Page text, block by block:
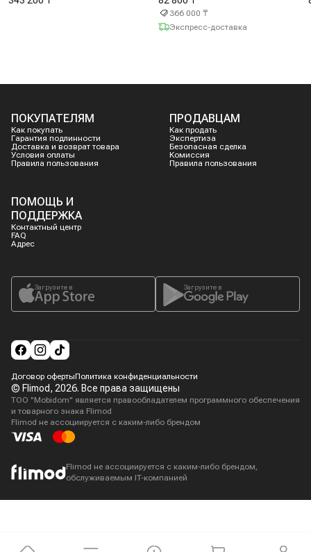
366 000 ₸
Экспресс-доставка
ПОКУПАТЕЛЯМ
Как покупать
Гарантия подлинности
Доставка и возврат товара
Условия оплаты
Правила пользования
ПРОДАВЦАМ
Как продать
Экспертиза
Безопасная сделка
Комиссия
Правила пользования
ПОМОЩЬ И
ПОДДЕРЖКА
Контактный центр
FAQ
Адрес
Загрузите в Загрузите в
Договор офертыПолитика конфиденциальности
© Flimod, 2026. Все права защищены
ТОО "Mobidom" является правообладателем программного обеспечения
и товарного знака Flimod
Flimod не ассоциируется с каким-либо брендом
Flimod не ассоциируется с каким-либо брендом,
обслуживаемым IT-компанией